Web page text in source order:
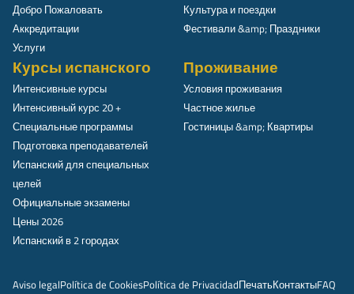
Добро Пожаловать
Аккредитации
Услуги
Культура и поездки
Фестивали &amp; Праздники
Курсы испанского
Интенсивные курсы
Интенсивный курс 20 +
Специальные программы
Подготовка преподавателей
Испанский для специальных
целей
Официальные экзамены
Цены 2026
Испанский в 2 городах
Проживание
Условия проживания
Частное жилье
Гостиницы &amp; Квартиры
Aviso legalPolítica de CookiesPolítica de PrivacidadПечатьКонтактыFAQ